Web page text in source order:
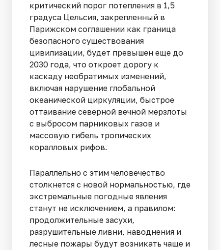
критический порог потепления в 1,5
градуса Цельсия, закрепленный в
Парижском соглашении как граница
безопасного существования
цивилизации, будет превышен еще до
2030 года, что откроет дорогу к
каскаду необратимых изменений,
включая нарушение глобальной
океанической циркуляции, быстрое
оттаивание северной вечной мерзлоты
с выбросом парниковых газов и
массовую гибель тропических
коралловых рифов.
Параллельно с этим человечество
столкнется с новой нормальностью, где
экстремальные погодные явления
станут не исключением, а правилом:
продолжительные засухи,
разрушительные ливни, наводнения и
лесные пожары будут возникать чаще и